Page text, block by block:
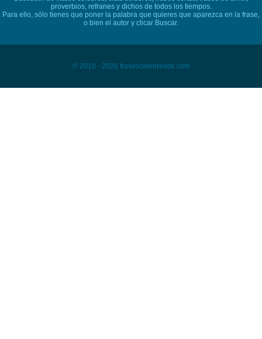
proverbios, refranes y dichos de todos los tiempos.
Para ello, sólo tienes que poner la palabra que quieres que aparezca en la frase,
o bien el autor y clicar Buscar.
© 2010 - 2026 frasescelebresde.com